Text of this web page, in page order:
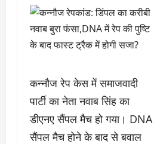
कन्नौज रेप केस में समाजवादी
पार्टी का नेता नवाब सिंह का
डीएनए सैंपल मैच हो गया। DNA
सैंपल मैच होने के बाद से बवाल